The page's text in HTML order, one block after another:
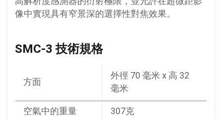
像中實現具有窄景深的選擇性對焦效果。
SMC-3 技術規格
方面
外徑 70 毫米 x 高 32
毫米
空氣中的重量
307克